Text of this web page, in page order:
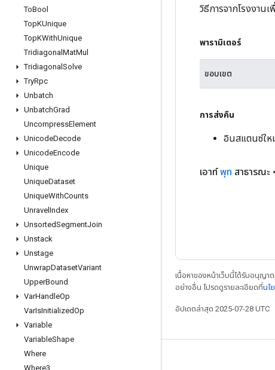
ToBool
TopKUnique
TopKWithUnique
Tridiagonal MatMul
Tridiagonal Solve
TryRpc
Unbatch
UnbatchGrad
UncompressElement
UnicodeDecode
UnicodeEncode
Unique
UniqueDataset
UniqueWithCounts
Unravel Index
UnsortedSegmentJoin
Unstack
Unstage
UnwrapDatasetVariant
UpperBound
VarHandleOp
VarIsInitializedOp
Variable
VariableShape
Where
Where3
วิธีการจากโรงงาน
พารามิเตอร์
ขอบเขต
การส่งคืน
อินสแตนซ์ให
เอาท์พุท สาธารณะ
เนื้อหาของหน้าเว็บนี้ได้รับอนุญาต
อย่างอื่น โปรดดูรายละเอียดที่นโ
อัปเดตล่าสุด 2025-07-28 UTC
เชื่อมต่อเสมอ